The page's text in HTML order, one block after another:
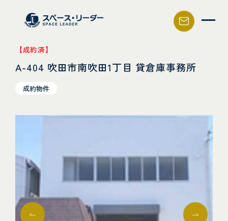
スペース・リーダー
【成約済】
A-404 吹田市南吹田1丁目 貸倉庫事務所
成約物件